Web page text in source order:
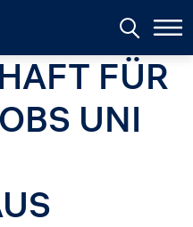
FÜR
UNI